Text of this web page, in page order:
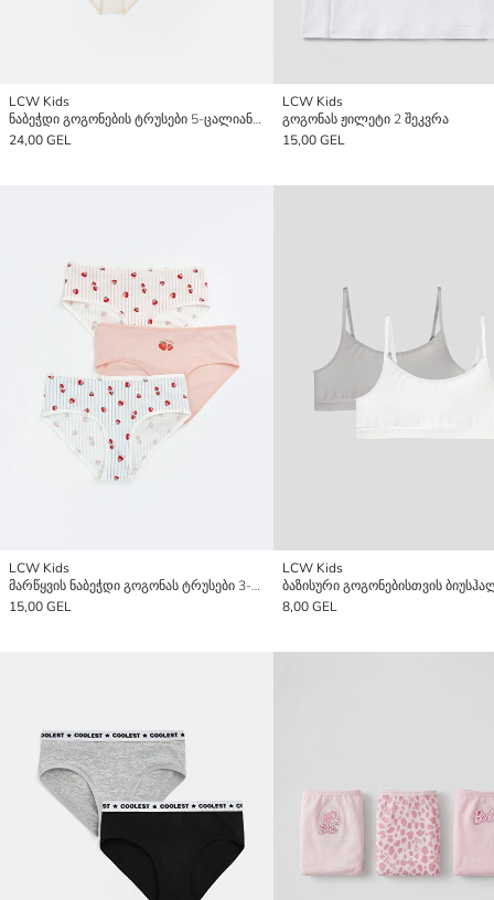
LCW Kids
ნაბეჭდი გოგონების ტრუსები 5-ცალიანი პაკეტი
24,00 GEL
LCW Kids
გოგონას ჟილეტი 2 შეკვრა
15,00 GEL
LCW Kids
მარწყვის ნაბეჭდი გოგონას ტრუსები 3-ცალიანი პაკეტი
15,00 GEL
LCW Kids
8,00 GEL